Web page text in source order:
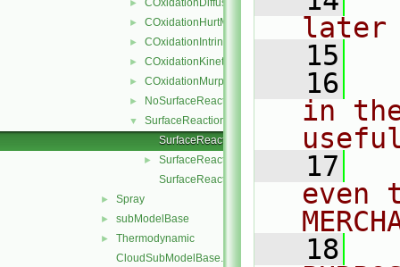
► COxidationDiffusionLimitedRate
► COxidationHurtMitchell
► COxidationIntrinsicRate
► COxidationKineticDiffusionLimitedRate
► COxidationMurphyShaddix
► NoSurfaceReaction
▼
SurfaceReactionModel
SurfaceReactionModel.C
►
SurfaceReactionModel.H
SurfaceReactionModelNew.C
► Spray
► subModelBase
►
Thermodynamic
CloudSubModelBase.C
later
   15
   16
in
   17
even
   18